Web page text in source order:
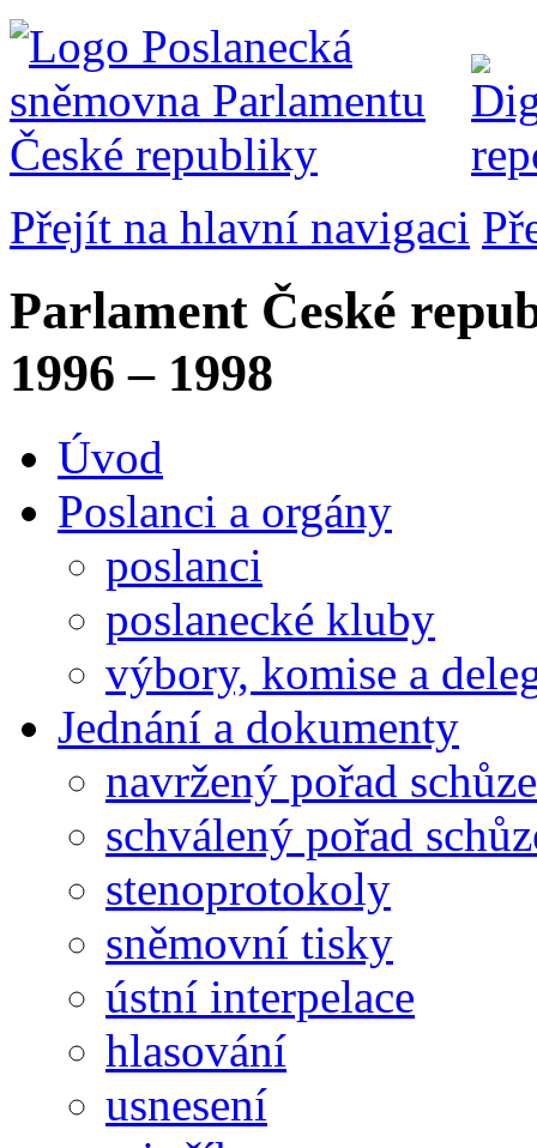
Přejít na hlavní navigaci
Parlament České
1996 – 1998
Úvod
Poslanci a orgány
poslanci
poslanecké kluby
výbory, komise a
Jednání a dokumenty
navržený pořad schůze
schválený pořad
stenoprotokoly
sněmovní tisky
ústní interpelace
hlasování
usnesení